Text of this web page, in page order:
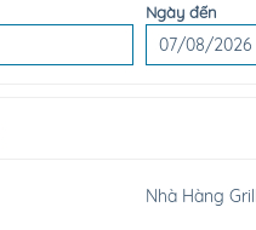
Ngày đến
Nhà Hàng